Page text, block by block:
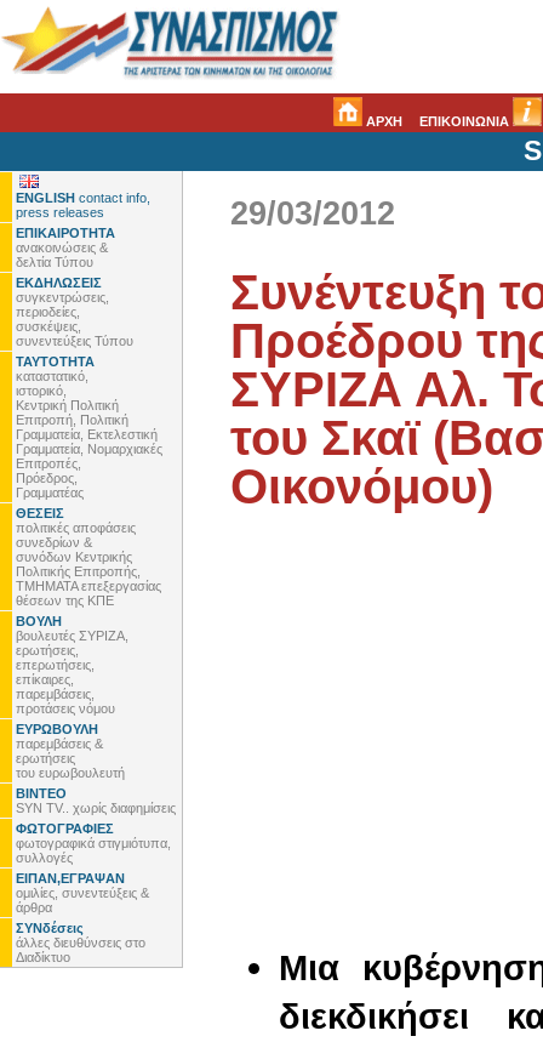
ΑΡΧΗ ΕΠΙΚΟΙΝΩΝΙΑ
ENGLISH contact info,
press releases
ΕΠΙΚΑΙΡΟΤΗΤΑ
ανακοινώσεις &
δελτία Τύπου
ΕΚΔΗΛΩΣΕΙΣ
συγκεντρώσεις,
περιοδείες,
συσκέψεις,
συνεντεύξεις Τύπου
ΤΑΥΤΟΤΗΤΑ
καταστατικό,
ιστορικό,
Κεντρική Πολιτική
Επιτροπή, Πολιτική
Γραμματεία, Εκτελεστική
Γραμματεία, Νομαρχιακές
Επιτροπές,
Πρόεδρος,
Γραμματέας
ΘΕΣΕΙΣ
πολιτικές αποφάσεις
συνεδρίων &
συνόδων Κεντρικής
Πολιτικής Επιτροπής,
ΤΜΗΜΑΤΑ επεξεργασίας
θέσεων της ΚΠΕ
ΒΟΥΛΗ
βουλευτές ΣΥΡΙΖΑ,
ερωτήσεις,
επερωτήσεις,
επίκαιρες,
παρεμβάσεις,
προτάσεις νόμου
ΕΥΡΩΒΟΥΛΗ
παρεμβάσεις &
ερωτήσεις
του ευρωβουλευτή
ΒΙΝΤΕΟ
SYN TV.. χωρίς διαφημίσεις
ΦΩΤΟΓΡΑΦΙΕΣ
φωτογραφικά στιγμιότυπα,
συλλογές
ΕΙΠΑΝ,ΕΓΡΑΨΑΝ
ομιλίες, συνεντεύξεις &
άρθρα
ΣΥΝδέσεις
άλλες διευθύνσεις στο
Διαδίκτυο
29/03/2012
Συνέντευξη
Προέδρου
ΣΥΡΙΖΑ Αλ.
του Σκαϊ
Οικονόμου)
Μια
διεκδικήσει